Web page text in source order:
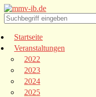
Startseite
Veranstaltungen
2022
2023
2024
2025